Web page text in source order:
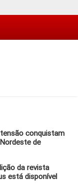
conquistam
de
da revista
está disponível